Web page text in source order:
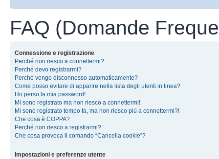
FAQ (Domande
Connessione e registrazione
Perché non riesco a connettermi?
Perché devo registrarmi?
Perché vengo disconnesso automaticamente?
Come posso evitare di apparire nella lista degli utenti in linea?
Ho perso la mia password!
Mi sono registrato ma non riesco a connettermi!
Mi sono registrato tempo fa, ma non riesco piú a connettermi?!
Che cosa è COPPA?
Perché non riesco a registrarmi?
Che cosa provoca il comando “Cancella cookie”?
Impostazioni e preferenze utente